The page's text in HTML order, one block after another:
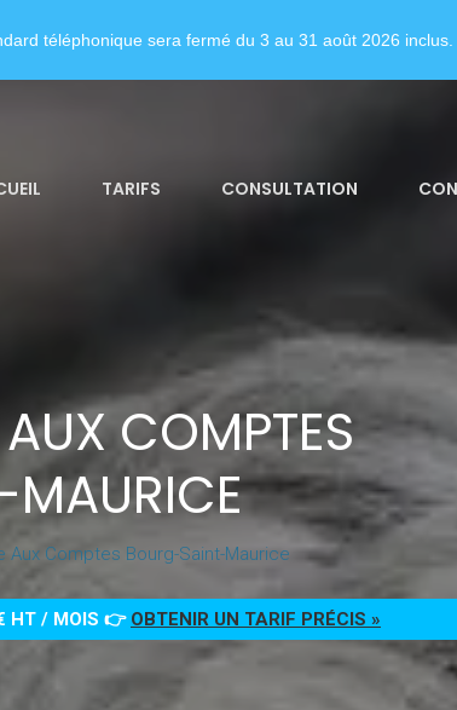
TARIFS CONSULTATION
COMPTES
Aux Comptes Bourg-Saint-Maurice
HT / MOIS 👉 OBTENIR UN TARIF PRÉCIS »
téléphonique sera fermé du 3 au 31 août 2026